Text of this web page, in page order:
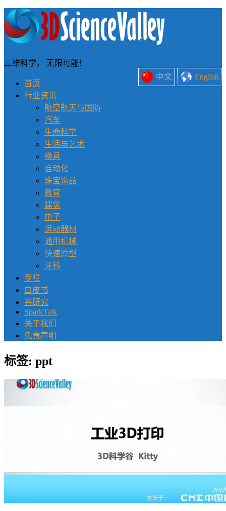
中文 English
三维科学， 无限可能！
首页
行业资讯
航空航天与国防
汽车
生命科学
生活与艺术
模具
自动化
珠宝饰品
教育
建筑
电子
运动器材
通用机械
快速原型
牙科
专栏
白皮书
谷研究
SparkTalk
关于我们
免责声明
标签: ppt